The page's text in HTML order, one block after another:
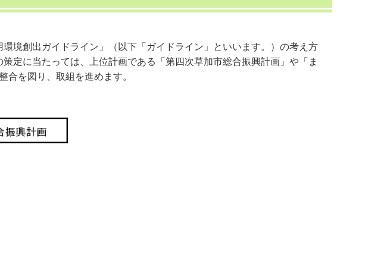
境創出ガイドライン」（以下「ガイドライン」といいます。）の考え方
定に当たっては、上位計画である「第四次草加市総合振興計画」や「ま
合を図り、取組を進めます。